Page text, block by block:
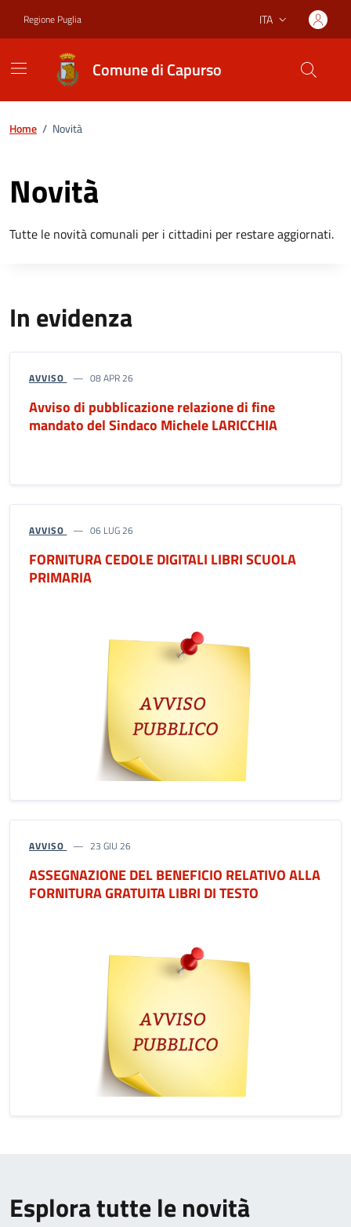
Regione Puglia Lingua attiva:
ITA
Comune di Capurso
Home / Novità
Novità
Tutte le novità comunali per i cittadini per restare aggiornati.
In evidenza
AVVISO 08 APR 26
Avviso di pubblicazione relazione di fine
mandato del Sindaco Michele LARICCHIA
AVVISO 06 LUG 26
FORNITURA CEDOLE DIGITALI LIBRI SCUOLA
PRIMARIA
AVVISO 23 GIU 26
ASSEGNAZIONE DEL BENEFICIO RELATIVO ALLA
FORNITURA GRATUITA LIBRI DI TESTO
Esplora tutte le novità